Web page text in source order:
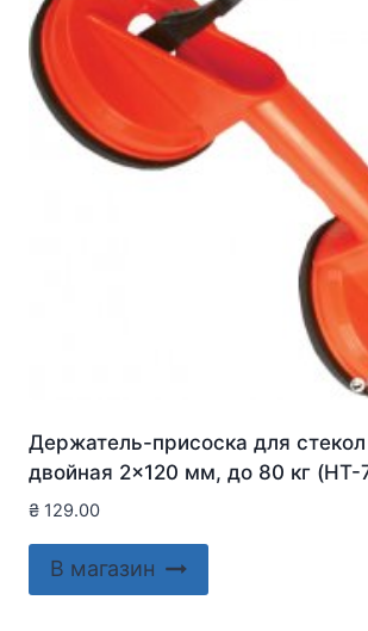
Держатель-присоска для
двойная 2×120 мм, до 80 кг (HT-
₴ 129.00
В магазин